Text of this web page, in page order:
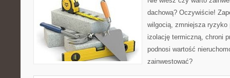
dachową? Oczywiście!
wilgocią, zmniejsza ryzyko
izolację termiczną, chroni
podnosi wartość
zainwestować?